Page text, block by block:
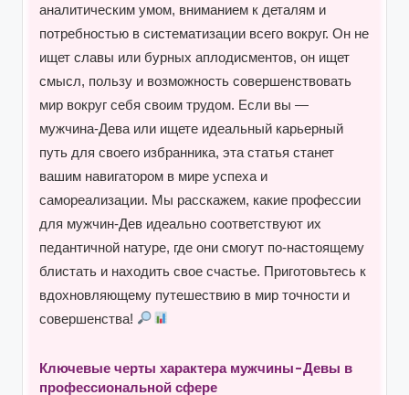
аналитическим умом, вниманием к деталям и
потребностью в систематизации всего вокруг. Он не
ищет славы или бурных аплодисментов, он ищет
смысл, пользу и возможность совершенствовать
мир вокруг себя своим трудом. Если вы —
мужчина-Дева или ищете идеальный карьерный
путь для своего избранника, эта статья станет
вашим навигатором в мире успеха и
самореализации. Мы расскажем, какие профессии
для мужчин-Дев идеально соответствуют их
педантичной натуре, где они смогут по-настоящему
блистать и находить свое счастье. Приготовьтесь к
вдохновляющему путешествию в мир точности и
совершенства!
Ключевые черты характера мужчины-Девы в
профессиональной сфере